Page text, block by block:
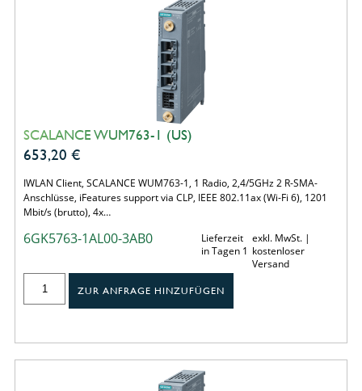
SCALANCE WUM763-1 (US)
653,20 €
IWLAN Client, SCALANCE WUM763-1, 1 Radio, 2,4/5GHz 2 R-SMA-
Anschlüsse, iFeatures support via CLP, IEEE 802.11ax (Wi-Fi 6), 1201
Mbit/s (brutto), 4x…
6GK5763-1AL00-3AB0
Lieferzeit
in Tagen 1
exkl. MwSt. |
kostenloser
Versand
ZUR ANFRAGE HINZUFÜGEN